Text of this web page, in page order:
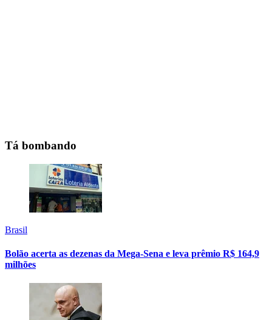
Tá bombando
Brasil
Bolão acerta as dezenas da Mega-Sena e leva prêmio R$ 164,9
milhões